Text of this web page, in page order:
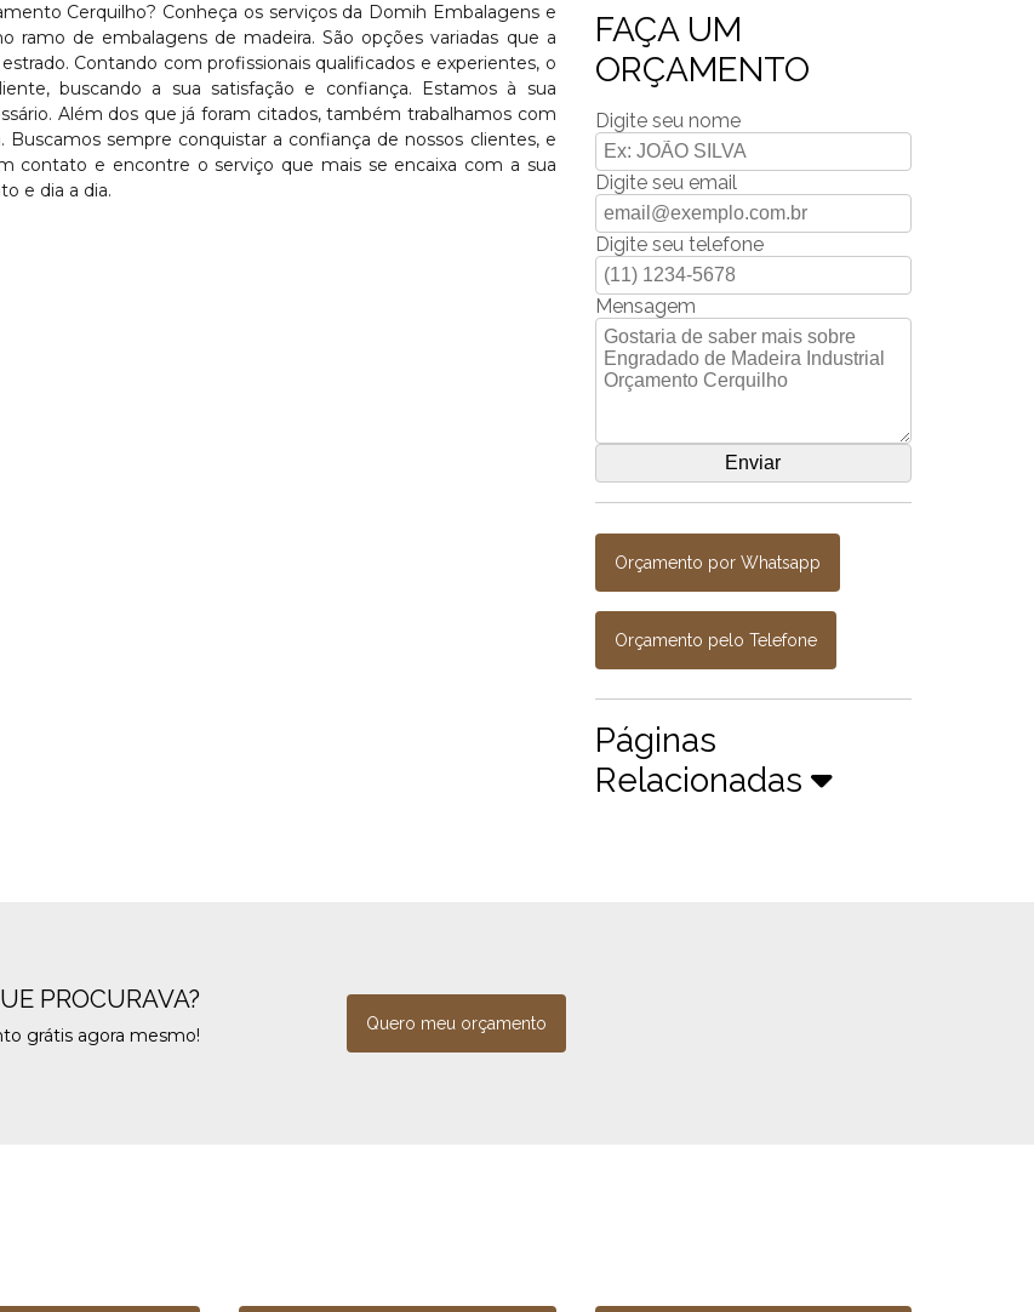
Cerquilho? Conheça os serviços da Domih Embalagens e
ramo de embalagens de madeira. São opções variadas que a
Contando com profissionais qualificados e experientes, o
buscando a sua satisfação e confiança. Estamos à sua
Além dos que já foram citados, também trabalhamos com
sempre conquistar a confiança de nossos clientes, e
contato e encontre o serviço que mais se encaixa com a sua
e dia a dia.
FAÇA UM
ORÇAMENTO
Digite seu nome
Digite seu email
Digite seu telefone
Mensagem
Orçamento por Whatsapp
Orçamento pelo Telefone
Páginas
Relacionadas
PROCURAVA?
grátis agora mesmo!
Quero meu orçamento